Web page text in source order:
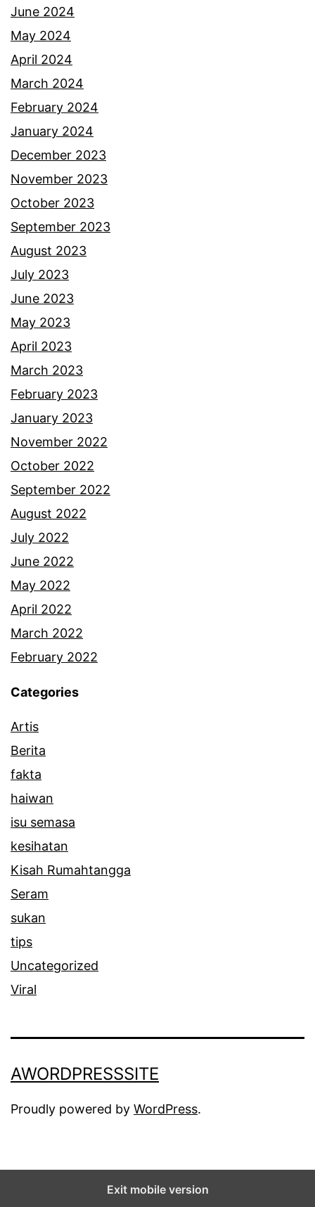
i
s
t
e
r
i
k
i
n
i
h
a
m
i
l
b
a
y
i
k
e
m
b
a
r
June 2024
May 2024
April 2024
March 2024
February 2024
January 2024
December 2023
November 2023
October 2023
September 2023
August 2023
July 2023
June 2023
May 2023
April 2023
March 2023
February 2023
January 2023
November 2022
October 2022
September 2022
August 2022
July 2022
June 2022
May 2022
April 2022
March 2022
February 2022
Categories
Artis
Berita
fakta
haiwan
isu semasa
kesihatan
Kisah Rumahtangga
Seram
sukan
tips
Uncategorized
Viral
AWORDPRESSSITE
Proudly powered by WordPress.
Exit mobile version